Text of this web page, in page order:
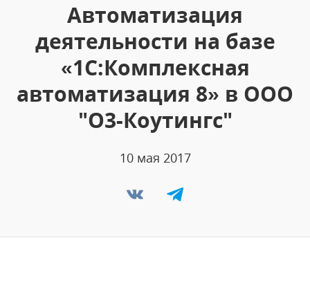
Автоматизация
деятельности на базе
«1С:Комплексная
автоматизация 8» в ООО
"О3-Коутингс"
10 мая 2017